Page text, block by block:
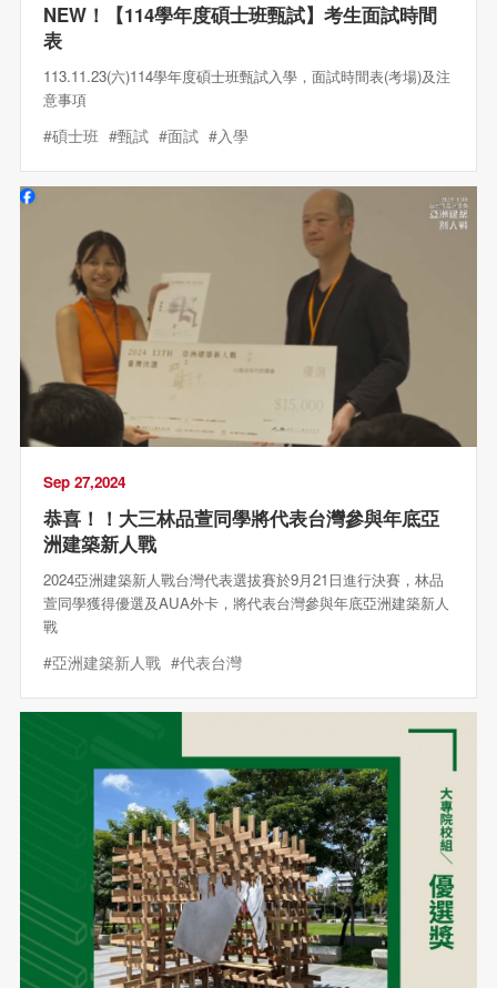
NEW！【114學年度碩士班甄試】考生面試時間
表
113.11.23(六)114學年度碩士班甄試入學，面試時間表(考場)及注
意事項
#碩士班 #甄試 #面試 #入學
Sep 27,2024
恭喜！！大三林品萱同學將代表台灣參與年底亞
洲建築新人戰
2024亞洲建築新人戰台灣代表選拔賽於9月21日進行決賽，林品
萱同學獲得優選及AUA外卡，將代表台灣參與年底亞洲建築新人
戰
#亞洲建築新人戰 #代表台灣